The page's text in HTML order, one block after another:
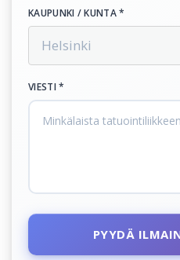
KAUPUNKI / KUNTA *
VIESTI *
PYYDÄ